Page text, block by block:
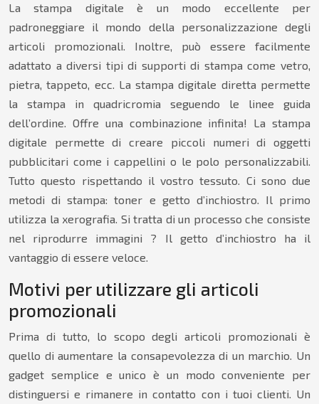
La stampa digitale è un modo eccellente per
padroneggiare il mondo della personalizzazione degli
articoli promozionali. Inoltre, può essere facilmente
adattato a diversi tipi di supporti di stampa come vetro,
pietra, tappeto, ecc. La stampa digitale diretta permette
la stampa in quadricromia seguendo le linee guida
dell’ordine. Offre una combinazione infinita! La stampa
digitale permette di creare piccoli numeri di oggetti
pubblicitari come i cappellini o le polo personalizzabili.
Tutto questo rispettando il vostro tessuto. Ci sono due
metodi di stampa: toner e getto d’inchiostro. Il primo
utilizza la xerografia. Si tratta di un processo che consiste
nel riprodurre immagini ? Il getto d’inchiostro ha il
vantaggio di essere veloce.
Motivi per utilizzare gli articoli
promozionali
Prima di tutto, lo scopo degli articoli promozionali è
quello di aumentare la consapevolezza di un marchio. Un
gadget semplice e unico è un modo conveniente per
distinguersi e rimanere in contatto con i tuoi clienti. Un